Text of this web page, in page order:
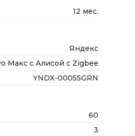
12 мес.
Яндекс
Макс с Алисой с Zigbee
YNDX-00055GRN
60
3